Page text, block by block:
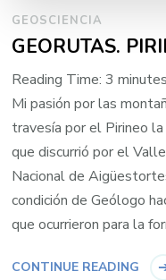
GEOSCIENCIA
GEORUTAS.
Reading Time:3 minutes
Mi pasión por las
travesía por el Pirineo
que discurrió por el
Nacional de
condición de Geólogo
que ocurrieron para la
CONTINUE READING